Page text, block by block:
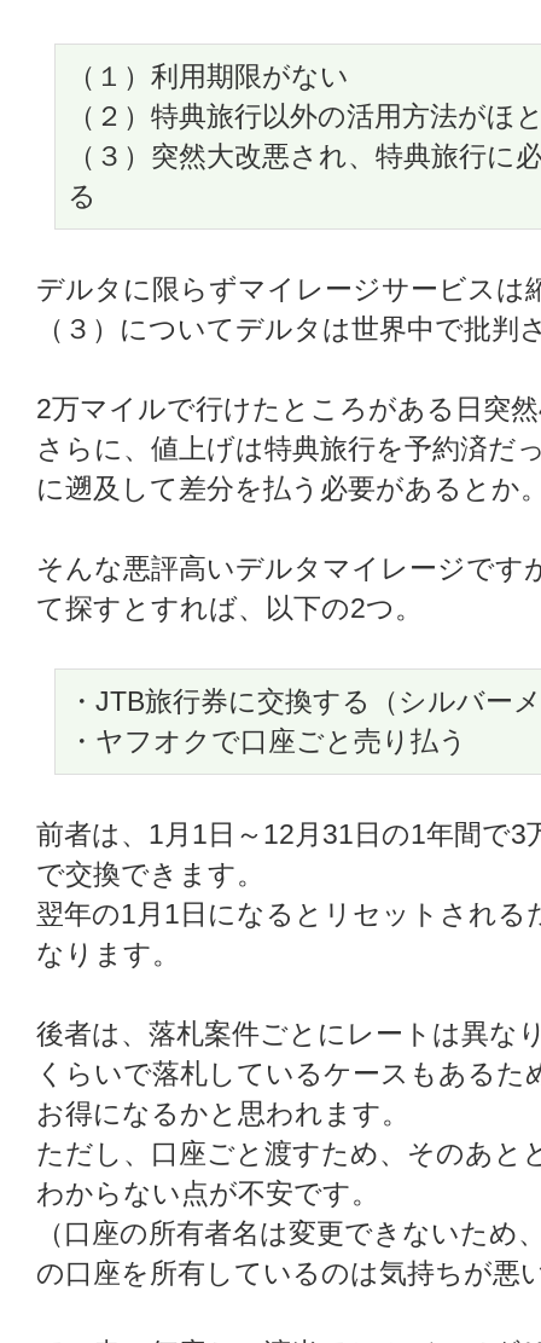
（１）利用期限がない
（２）特典旅行以外の活用方法がほ
（３）突然大改悪され、特典旅行に
る
デルタに限らずマイレージサービスは
（３）についてデルタは世界中で批判
2万マイルで行けたところがある日突
さらに、値上げは特典旅行を予約済だ
に遡及して差分を払う必要があるとか
そんな悪評高いデルタマイレージです
て探すとすれば、以下の2つ。
・JTB旅行券に交換する（シルバー
・ヤフオクで口座ごと売り払う
前者は、1月1日～12月31日の1年間で
で交換できます。
翌年の1月1日になるとリセットされる
なります。
後者は、落札案件ごとにレートは異な
くらいで落札しているケースもある
お得になるかと思われます。
ただし、口座ごと渡すため、そのあと
わからない点が不安です。
（口座の所有者名は変更できないため
の口座を所有しているのは気持ちが悪